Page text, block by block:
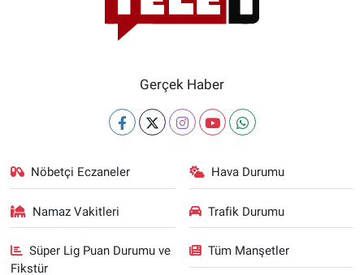
Gerçek Haber
Nöbetçi Eczaneler Hava Durumu
Namaz Vakitleri Trafik Durumu
Süper Lig Puan Durumu ve
Fikstür
Tüm Manşetler